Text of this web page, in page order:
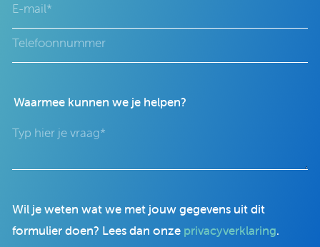
Waarmee kunnen we je helpen?
Wil je weten wat we met jouw gegevens uit dit
formulier doen? Lees dan onze privacyverklaring.